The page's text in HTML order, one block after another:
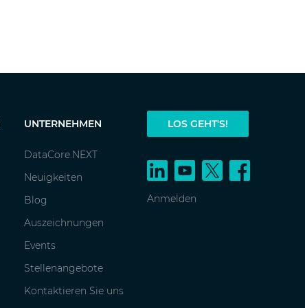
UNTERNEHMEN
DataCore.NEXT
Neuigkeiten
Blog
Auszeichnungen
Events
Stellenangebote
Kontaktieren Sie uns
LOS GEHT'S!
Anmelden